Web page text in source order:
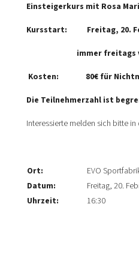
Einsteigerkurs mit Rosa
Kursstart: Freitag, 20.
immer freitags von
Kosten: 80€ für
Die Teilnehmerzahl ist
Interessierte melden sich bitte
Ort:
EVO
Datum:
Freitag, 20.
Uhrzeit:
16:30